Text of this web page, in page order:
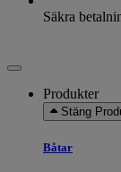
Säkra
Produkter
Stäng
Båtar